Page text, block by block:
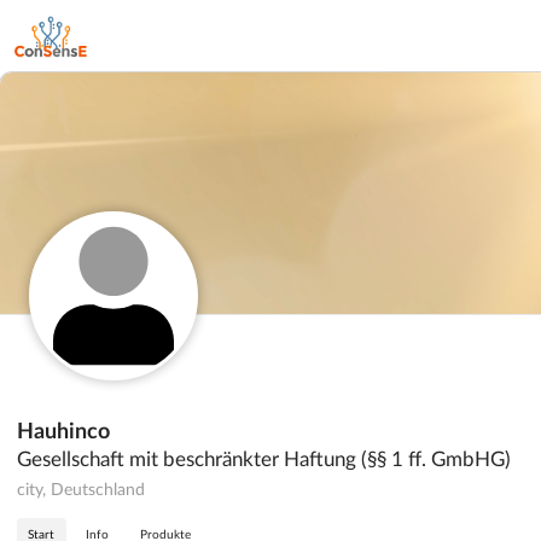
Hauhinco
Gesellschaft mit beschränkter Haftung (§§ 1 ff. GmbHG)
city, Deutschland
Start Info Produkte